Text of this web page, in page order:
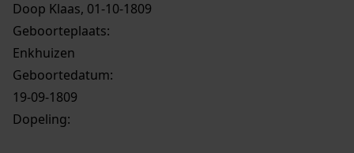
Doop Klaas, 01-10-1809
Geboorteplaats:
Enkhuizen
Geboortedatum:
19-09-1809
Dopeling: